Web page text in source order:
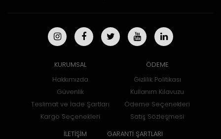
KURUMSAL
Hakkımızda
Güvenlik
Teslimat ve İade Şartları
Kargo Seçenekleri
ÖDEME
Gizlilik Politikası
Kullanım Kılavuzu
Ödeme Seçenekleri
Satış Sözleşmesi
İLETİŞİM GARANTİ ŞARTLARI